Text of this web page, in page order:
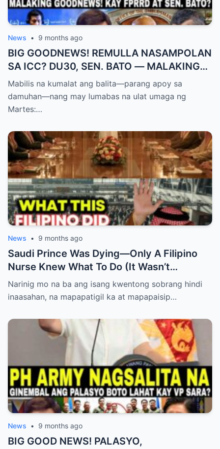
News • 9 months ago
BIG GOODNEWS! REMULLA NASAMPOLAN
SA ICC? DU30, SEN. BATO — MALAKING
PASABOG! “INTERIM RELEASE,” TOTOO
BA?
Mabilis na kumalat ang balita—parang apoy sa
damuhan—nang may lumabas na ulat umaga ng
Martes:…
News • 9 months ago
Saudi Prince Was Dying—Only A Filipino
Nurse Knew What To Do (It Wasn’t
Medicine)
Narinig mo na ba ang isang kwentong sobrang hindi
inaasahan, na mapapatigil ka at mapapaisip…
News • 9 months ago
BIG GOOD NEWS! PALASYO,